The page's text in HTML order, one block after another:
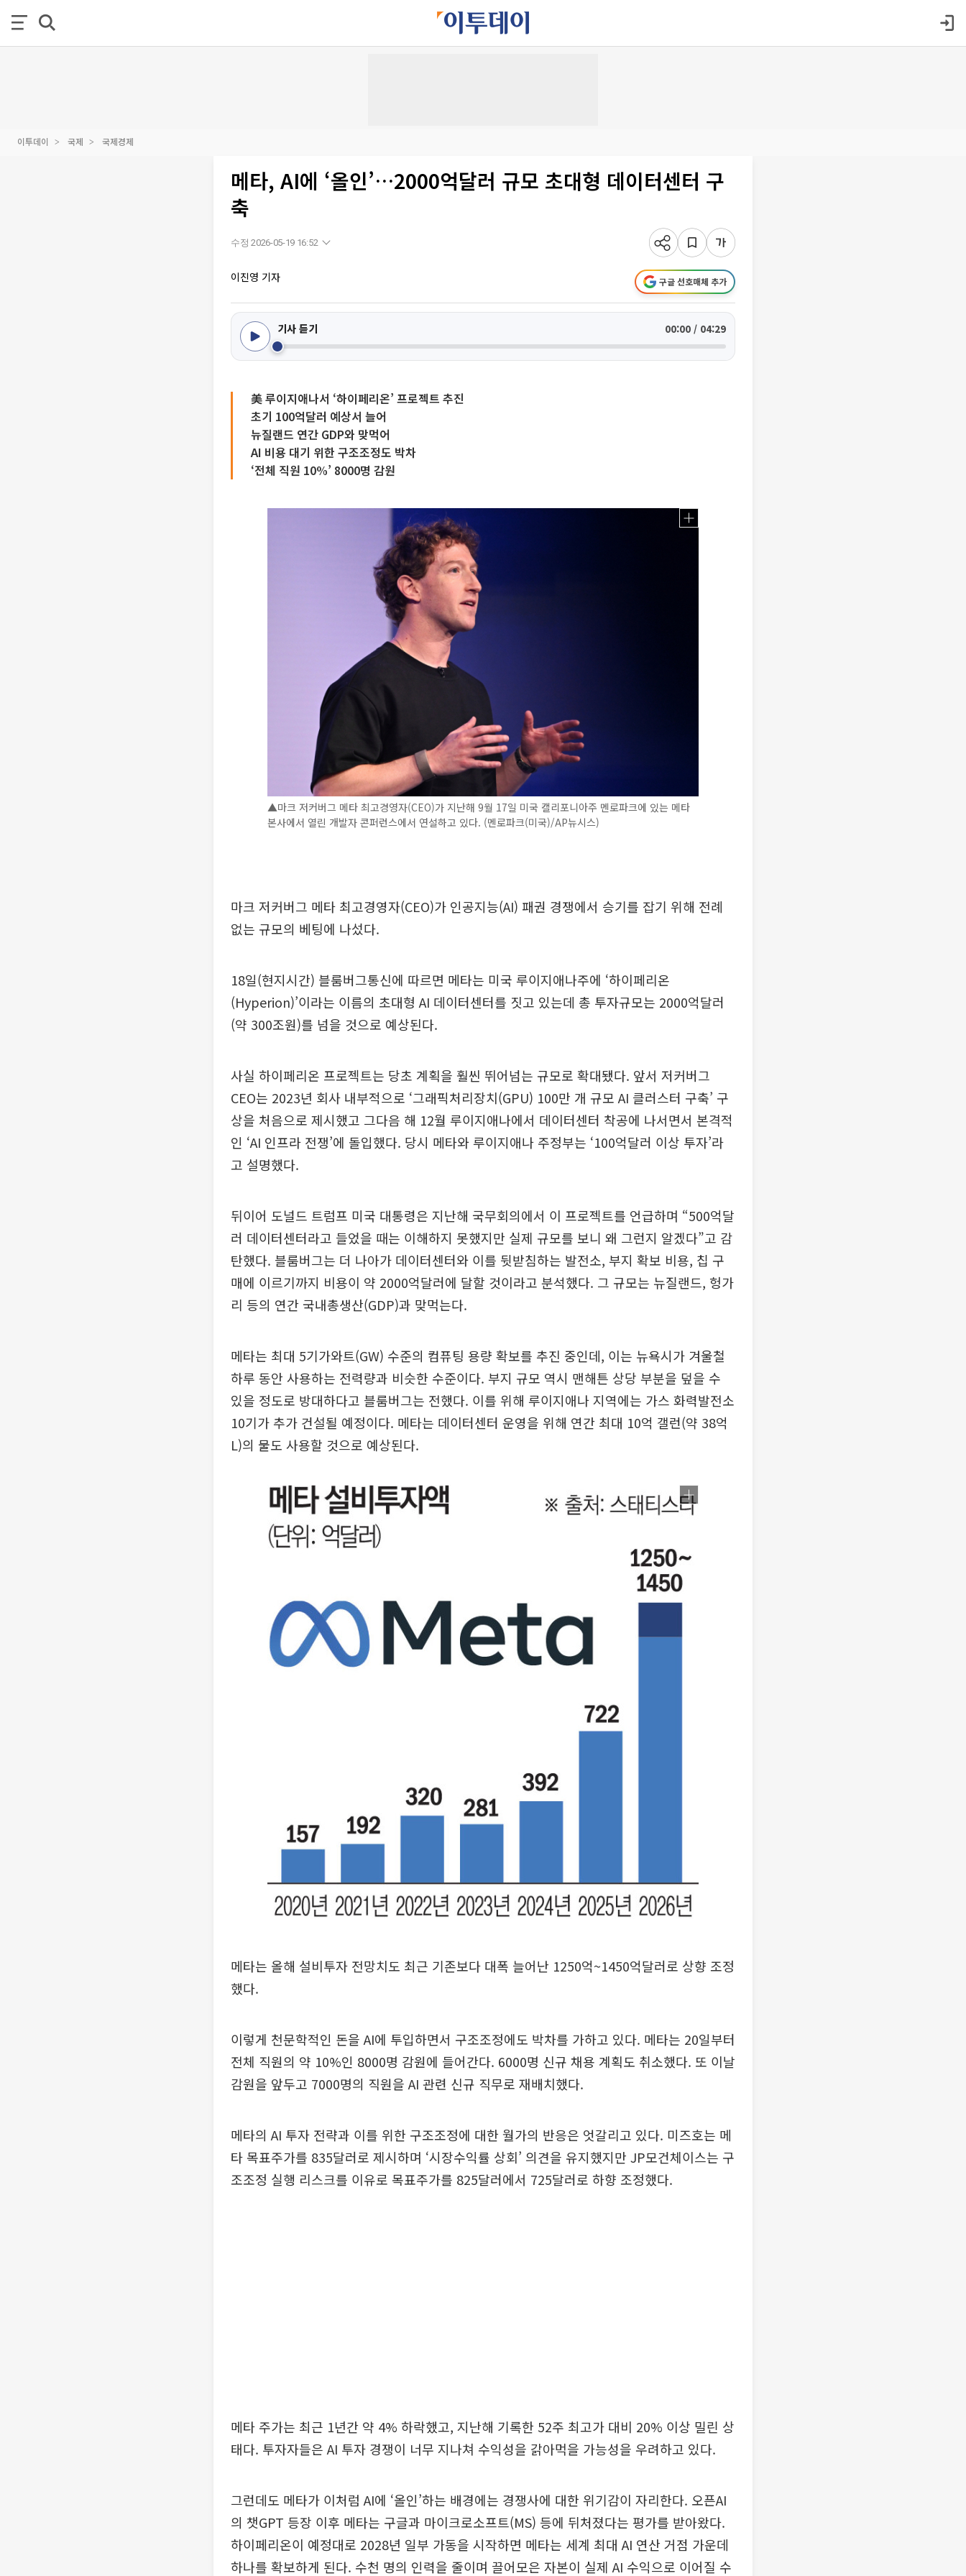
이투데이 국제 국제경제
메타, AI에 ‘올인’…2000억달러 규모 초대형 데이터센터 구
축
수정 2026-05-19 16:52
이진영 기자 구글 선호매체 추가
기사 듣기 00:00 / 04:29
美 루이지애나서 ‘하이페리온’ 프로젝트 추진
초기 100억달러 예상서 늘어
뉴질랜드 연간 GDP와 맞먹어
AI 비용 대기 위한 구조조정도 박차
‘전체 직원 10%’ 8000명 감원
▲마크 저커버그 메타 최고경영자(CEO)가 지난해 9월 17일 미국 캘리포니아주 멘로파크에 있는 메타
본사에서 열린 개발자 콘퍼런스에서 연설하고 있다. (멘로파크(미국)/AP뉴시스)
마크 저커버그 메타 최고경영자(CEO)가 인공지능(AI) 패권 경쟁에서 승기를 잡기 위해 전례
없는 규모의 베팅에 나섰다.
18일(현지시간) 블룸버그통신에 따르면 메타는 미국 루이지애나주에 ‘하이페리온
(Hyperion)’이라는 이름의 초대형 AI 데이터센터를 짓고 있는데 총 투자규모는 2000억달러
(약 300조원)를 넘을 것으로 예상된다.
사실 하이페리온 프로젝트는 당초 계획을 훨씬 뛰어넘는 규모로 확대됐다. 앞서 저커버그
CEO는 2023년 회사 내부적으로 ‘그래픽처리장치(GPU) 100만 개 규모 AI 클러스터 구축’ 구
상을 처음으로 제시했고 그다음 해 12월 루이지애나에서 데이터센터 착공에 나서면서 본격적
인 ‘AI 인프라 전쟁’에 돌입했다. 당시 메타와 루이지애나 주정부는 ‘100억달러 이상 투자’라
고 설명했다.
뒤이어 도널드 트럼프 미국 대통령은 지난해 국무회의에서 이 프로젝트를 언급하며 “500억달
러 데이터센터라고 들었을 때는 이해하지 못했지만 실제 규모를 보니 왜 그런지 알겠다”고 감
탄했다. 블룸버그는 더 나아가 데이터센터와 이를 뒷받침하는 발전소, 부지 확보 비용, 칩 구
매에 이르기까지 비용이 약 2000억달러에 달할 것이라고 분석했다. 그 규모는 뉴질랜드, 헝가
리 등의 연간 국내총생산(GDP)과 맞먹는다.
메타는 최대 5기가와트(GW) 수준의 컴퓨팅 용량 확보를 추진 중인데, 이는 뉴욕시가 겨울철
하루 동안 사용하는 전력량과 비슷한 수준이다. 부지 규모 역시 맨해튼 상당 부분을 덮을 수
있을 정도로 방대하다고 블룸버그는 전했다. 이를 위해 루이지애나 지역에는 가스 화력발전소
10기가 추가 건설될 예정이다. 메타는 데이터센터 운영을 위해 연간 최대 10억 갤런(약 38억
L)의 물도 사용할 것으로 예상된다.
메타는 올해 설비투자 전망치도 최근 기존보다 대폭 늘어난 1250억~1450억달러로 상향 조정
했다.
이렇게 천문학적인 돈을 AI에 투입하면서 구조조정에도 박차를 가하고 있다. 메타는 20일부터
전체 직원의 약 10%인 8000명 감원에 들어간다. 6000명 신규 채용 계획도 취소했다. 또 이날
감원을 앞두고 7000명의 직원을 AI 관련 신규 직무로 재배치했다.
메타의 AI 투자 전략과 이를 위한 구조조정에 대한 월가의 반응은 엇갈리고 있다. 미즈호는 메
타 목표주가를 835달러로 제시하며 ‘시장수익률 상회’ 의견을 유지했지만 JP모건체이스는 구
조조정 실행 리스크를 이유로 목표주가를 825달러에서 725달러로 하향 조정했다.
메타 주가는 최근 1년간 약 4% 하락했고, 지난해 기록한 52주 최고가 대비 20% 이상 밀린 상
태다. 투자자들은 AI 투자 경쟁이 너무 지나쳐 수익성을 갉아먹을 가능성을 우려하고 있다.
그런데도 메타가 이처럼 AI에 ‘올인’하는 배경에는 경쟁사에 대한 위기감이 자리한다. 오픈AI
의 챗GPT 등장 이후 메타는 구글과 마이크로소프트(MS) 등에 뒤처졌다는 평가를 받아왔다.
하이페리온이 예정대로 2028년 일부 가동을 시작하면 메타는 세계 최대 AI 연산 거점 가운데
하나를 확보하게 된다. 수천 명의 인력을 줄이며 끌어모은 자본이 실제 AI 수익으로 이어질 수